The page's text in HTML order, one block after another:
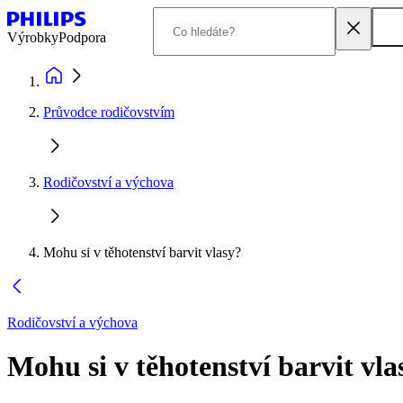
VýrobkyPodpora
Průvodce rodičovstvím
Rodičovství a výchova
Mohu si v těhotenství barvit vlasy?
Rodičovství a výchova
Mohu si v těhotenství barvit